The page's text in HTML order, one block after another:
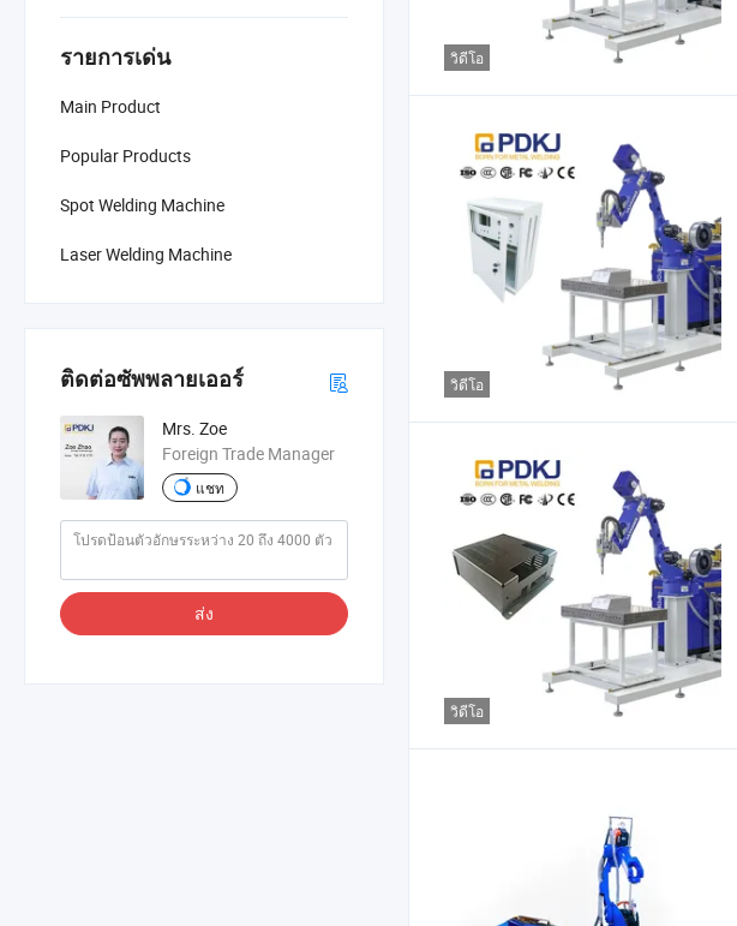
รายการเด่น
Main Product
Popular Products
Spot Welding Machine
Laser Welding Machine
ติดต่อซัพพลายเออร์
Mrs. Zoe
Foreign Trade Manager
แชท
ส่ง
วิดีโอ
วิดีโอ
วิดีโอ